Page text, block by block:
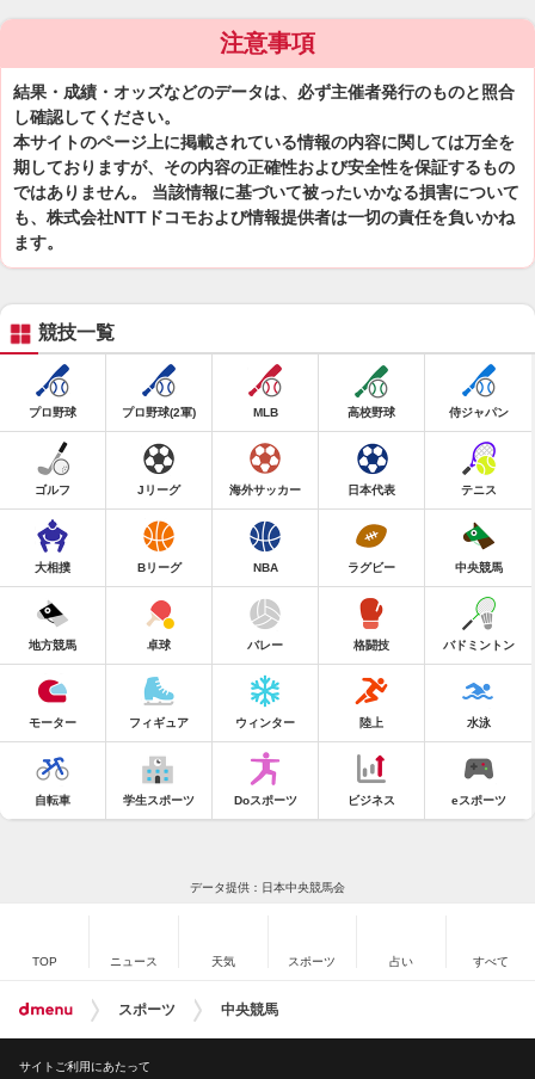
注意事項
結果・成績・オッズなどのデータは、必ず主催者発行のものと照合
し確認してください。
本サイトのページ上に掲載されている情報の内容に関しては万全を
期しておりますが、その内容の正確性および安全性を保証するもの
ではありません。 当該情報に基づいて被ったいかなる損害について
も、株式会社NTTドコモおよび情報提供者は一切の責任を負いかね
ます。
競技一覧
プロ野球 プロ野球(2軍) MLB 高校野球 侍ジャパン
ゴルフ Jリーグ 海外サッカー 日本代表 テニス
大相撲 Bリーグ NBA ラグビー 中央競馬
地方競馬 卓球 バレー 格闘技 バドミントン
モーター フィギュア ウィンター 陸上 水泳
自転車 学生スポーツ Doスポーツ ビジネス eスポーツ
データ提供：日本中央競馬会
TOP ニュース 天気 スポーツ 占い すべて
スポーツ 中央競馬
サイトご利用にあたって